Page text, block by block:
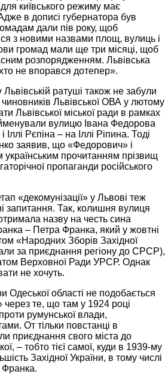
для київського режиму має
в дописі губернатора був
дали пів року, щоб
з новими назвами площ, вулиць і
громад мали ще три місяці, щоб
розпорядженням. Львівська
не впорався дотепер».
ратуші також не забули
чиновників Львівської ОВА у лютому
Львівської міської ради в рамках
вулицю Івана Федорова
Рєпіна – на Іллі Ріпина. Тоді
заявив, що «Федорович» і
прочитанням прізвищ
пропаганди російського
«декомунізації» у Львові теж
запитання. Так, колишня вулиця
назву на честь сина
– Петра Франка, який у жовтні
«Народних Зборів Західної
за приєднання регіону до СРСР),
Верховної Ради УРСР. Однак
не хочуть.
Одеської області не подобається
через те, що там у 1924 році
румунської влади,
От тільки повстанці в
приєднання свого міста до
– тобто тієї самої, куди в 1939-му
Західної України, в тому числі
Франка.